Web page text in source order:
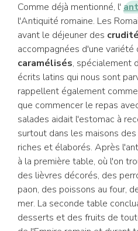
Comme déjà mentionné, l'
l'Antiquité romaine. Les
avant le déjeuner des
accompagnées d'une variété
caramélisés, spécialement
écrits latins qui nous sont
rappellent également
que commencer le repas
salades aidait l'estomac à
surtout dans les maisons
riches et élaborés. Après
à la première table, où l'on
des lièvres décorés, des
paon, des poissons au four,
mer. La seconde table
desserts et des fruits de